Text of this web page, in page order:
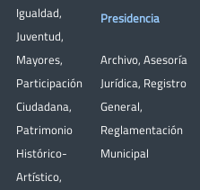
Igualdad,
Juventud,
Mayores,
Participación
Ciudadana,
Patrimonio
Histórico-
Artístico,
Presidencia
Archivo, Asesoría
Jurídica, Registro
General,
Reglamentación
Municipal